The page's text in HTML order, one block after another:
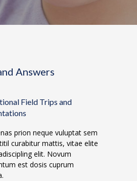
Answers
Field Trips and
prion neque vuluptat sem
curabitur mattis, vitae elite
elit. Novum
est dosis cuprum